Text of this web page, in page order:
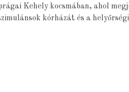
Kehely kocsmában, ahol
kórházát és a